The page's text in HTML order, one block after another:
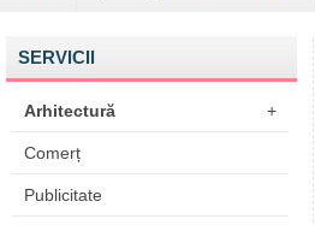
SERVICII
Arhitectură +
Comerț
Publicitate